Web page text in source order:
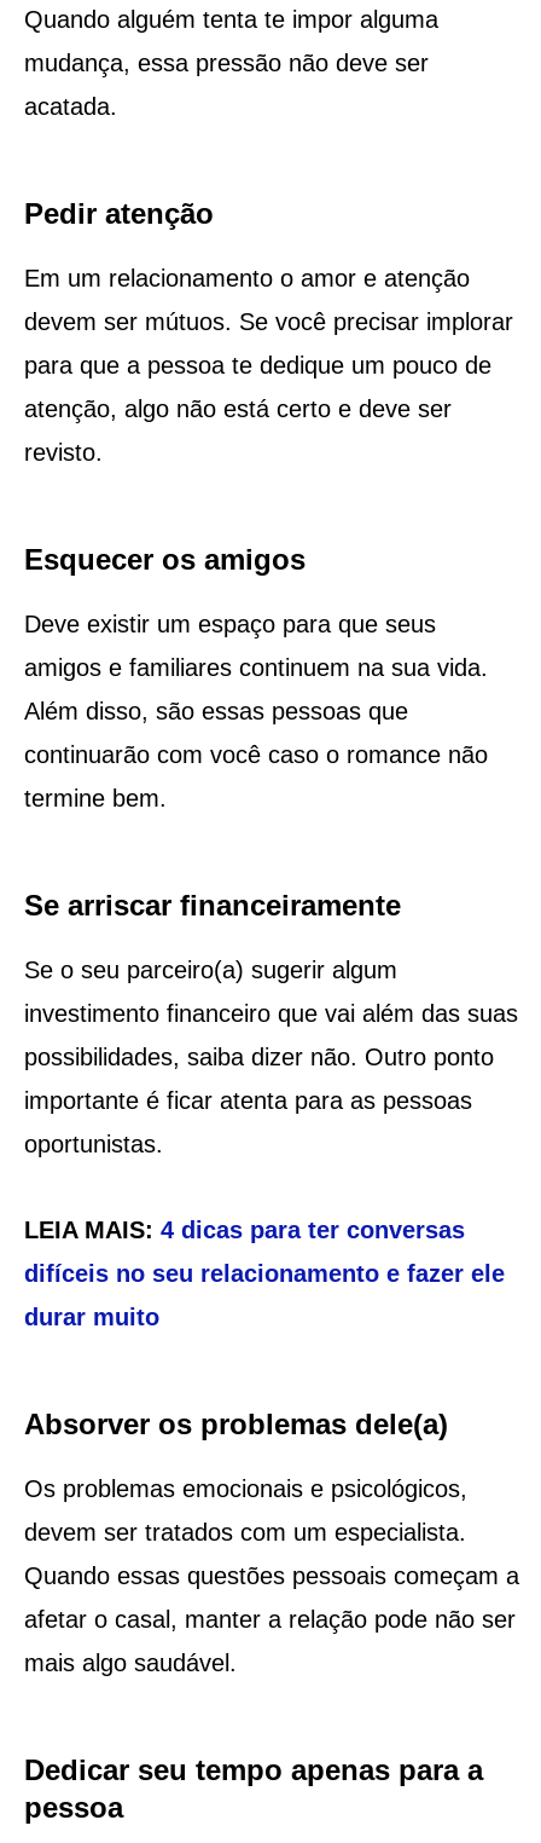
Quando alguém tenta te impor alguma
mudança, essa pressão não deve ser
acatada.
Pedir atenção
Em um relacionamento o amor e atenção
devem ser mútuos. Se você precisar implorar
para que a pessoa te dedique um pouco de
atenção, algo não está certo e deve ser
revisto.
Esquecer os amigos
Deve existir um espaço para que seus
amigos e familiares continuem na sua vida.
Além disso, são essas pessoas que
continuarão com você caso o romance não
termine bem.
Se arriscar financeiramente
Se o seu parceiro(a) sugerir algum
investimento financeiro que vai além das suas
possibilidades, saiba dizer não. Outro ponto
importante é ficar atenta para as pessoas
oportunistas.
LEIA MAIS: 4 dicas para ter conversas
difíceis no seu relacionamento e fazer ele
durar muito
Absorver os problemas dele(a)
Os problemas emocionais e psicológicos,
devem ser tratados com um especialista.
Quando essas questões pessoais começam a
afetar o casal, manter a relação pode não ser
mais algo saudável.
Dedicar seu tempo apenas para a
pessoa